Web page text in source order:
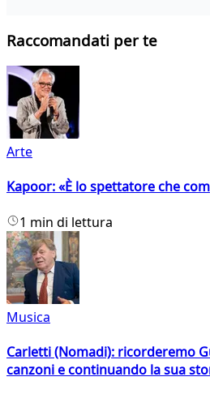
Raccomandati per te
Arte
Kapoor: «È lo spettatore che
1 min di lettura
Musica
Carletti (Nomadi): ricorderemo
canzoni e continuando la sua